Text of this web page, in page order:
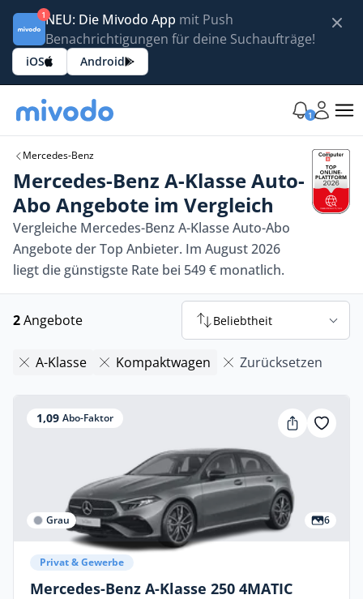
1NEU: Die Mivodo App mit Push
Benachrichtigungen für deine Suchaufträge!
iOS Android
1
Mercedes-Benz
Mercedes-Benz A-Klasse Auto-
Abo Angebote im Vergleich
Vergleiche Mercedes-Benz A-Klasse Auto-Abo
Angebote der Top Anbieter. Im August 2026
liegt die günstigste Rate bei 549 € monatlich.
2Angebote Beliebtheit
A-Klasse Kompaktwagen Zurücksetzen
1,09 Abo-Faktor
Grau 6
Privat & Gewerbe
Mercedes-Benz A-Klasse 250 4MATIC